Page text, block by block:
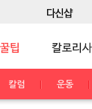
칼럼 운동